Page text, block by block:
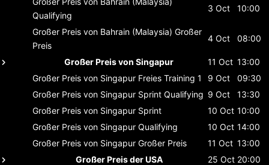
Qualifying
3 Oct 10:00
Großer Preis von Bahrain (Malaysia) Großer
Preis
4 Oct 08:00
Großer Preis von Singapur 11 Oct 13:00
Großer Preis von Singapur Freies Training 1 9 Oct
09:30
Großer Preis von Singapur Sprint Qualifying 9 Oct
13:30
Großer Preis von Singapur Sprint 10 Oct 10:00
Großer Preis von Singapur Qualifying 10 Oct 14:00
Großer Preis von Singapur Großer Preis 11 Oct 13:00
Großer Preis der USA
25 Oct 20:00